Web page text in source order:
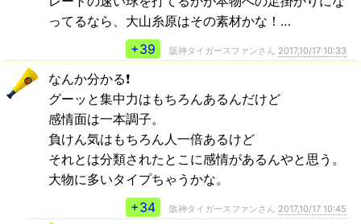
ってるなら、大山糸原はその素材かな！…
+39
阪神タイガースファンさん 2017,10/17 10:33
なんか分かる❗️
グーッと集中力はもちろんあるんだけど
感情面は一本調子。
負けん気はもちろん人一倍あるけど
それとは分類されたとこに感情があるんやと思う。
大物に多いタイプちゃうかな。
+34
阪神タイガースファンさん 2017,10/17 10:45